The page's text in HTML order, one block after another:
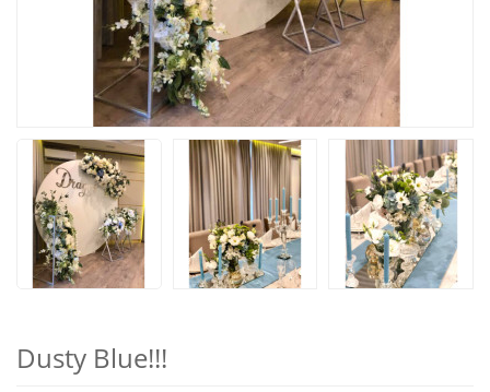
Dusty Blue!!!